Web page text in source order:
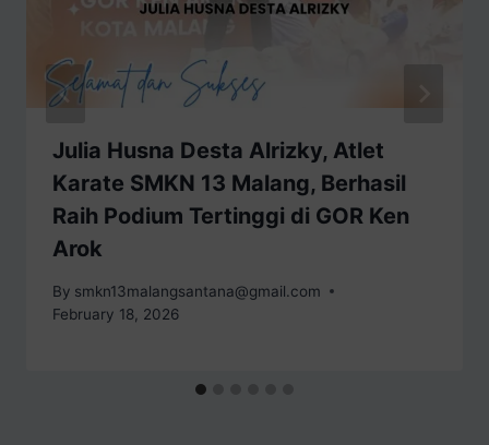
Julia Husna Desta Alrizky, Atlet
Karate SMKN 13 Malang, Berhasil
Raih Podium Tertinggi di GOR Ken
Arok
By smkn13malangsantana@gmail.com
February 18, 2026